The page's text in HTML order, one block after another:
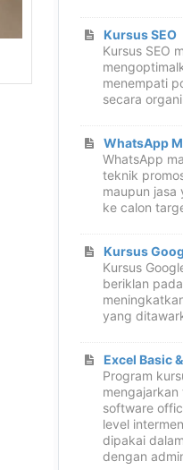
Kursus SEO
Kursus SEO
menempati
secara
WhatsApp
WhatsApp
teknik
maupun jasa
ke calon
Kursus
Kursus
beriklan
yang
Excel Basic
Program
software
level
dipakai
dengan